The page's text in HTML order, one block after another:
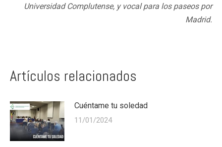
Universidad Complutense, y vocal para los paseos por
Madrid.
Artículos relacionados
Cuéntame tu soledad
11/01/2024